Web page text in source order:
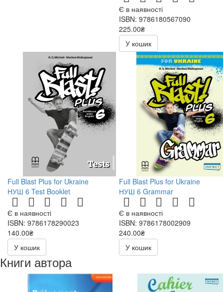
Є в наявності
ISBN: 9786180567090
225.00₴
У кошик
Full Blast Plus for Ukraine
НУШ 6 Test Booklet
Є в наявності
ISBN: 9786178290023
140.00₴
У кошик
Full Blast Plus for Ukraine
НУШ 6 Grammar
Є в наявності
ISBN: 9786178002909
240.00₴
У кошик
Книги автора